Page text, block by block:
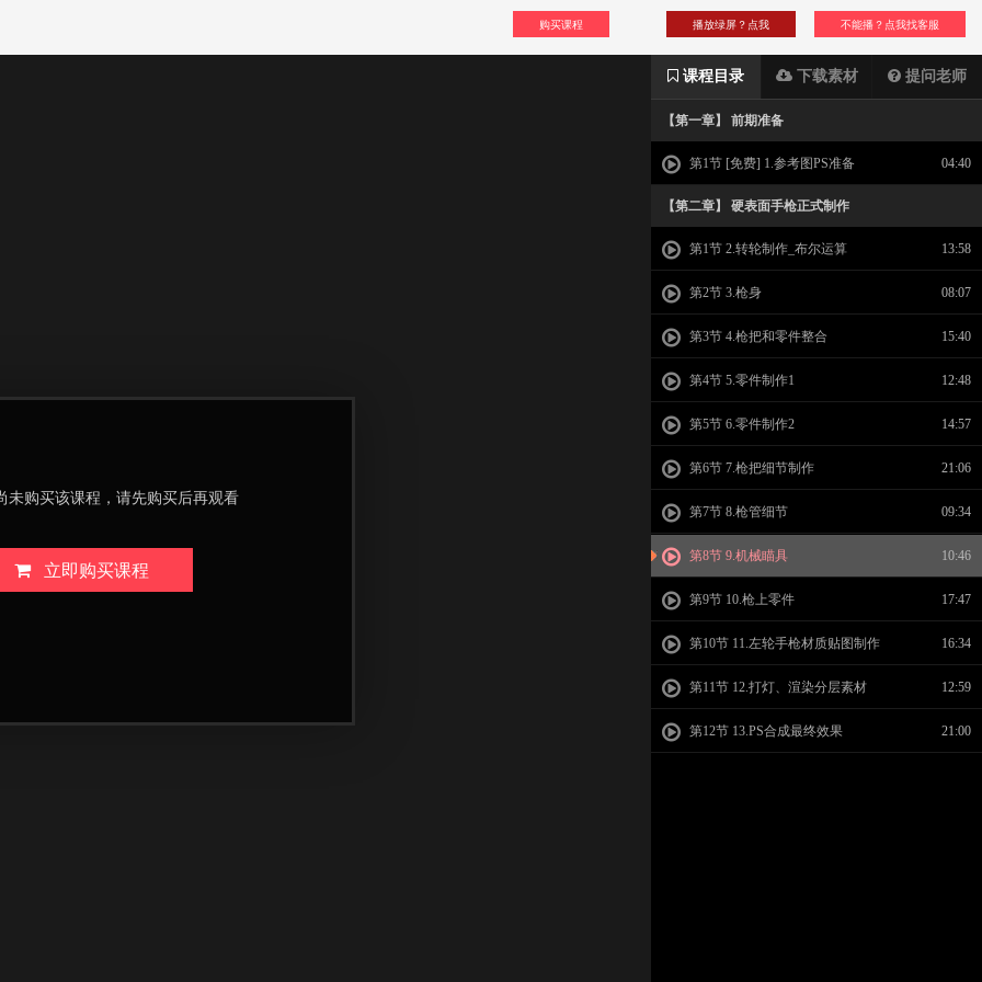
购买课程 不能播？点我找客服
播放绿屏？点我
课程目录 下载素材 提问老师
【第一章】 前期准备
第1节 [免费] 1.参考图PS准备 04:40
【第二章】 硬表面手枪正式制作
第1节 2.转轮制作_布尔运算 13:58
第2节 3.枪身 08:07
第3节 4.枪把和零件整合 15:40
第4节 5.零件制作1 12:48
第5节 6.零件制作2 14:57
第6节 7.枪把细节制作 21:06
第7节 8.枪管细节 09:34
第8节 9.机械瞄具 10:46
第9节 10.枪上零件 17:47
第10节 11.左轮手枪材质贴图制作 16:34
第11节 12.打灯、渲染分层素材 12:59
第12节 13.PS合成最终效果 21:00
未购买该课程，请先购买后再观看
立即购买课程